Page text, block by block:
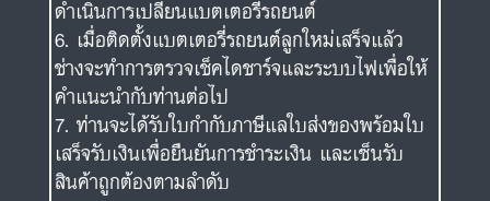
ดำเนินการเปลี่ยนแบตเตอรี่รถยนต์
เมื่อติดตั้งแบตเตอรี่รถยนต์ลูกใหม่เสร็จแล้ว
ช่างจะทำการตรวจเช็คไดชาร์จและระบบไฟเพื่อให้
คำแนะนำกับท่านต่อไป
ท่านจะได้รับใบกำกับภาษีแลใบส่งของพร้อมใบ
เสร็จรับเงินเพื่อยืนยันการชำระเงิน และเซ็นรับ
สินค้าถูกต้องตามลำดับ